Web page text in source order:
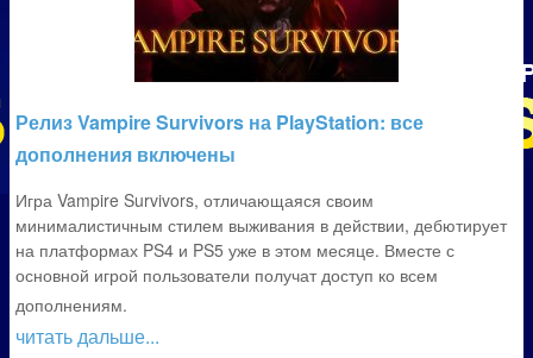
Релиз Vampire Survivors на PlayStation: все
дополнения включены
Игра Vampire Survivors, отличающаяся своим
минималистичным стилем выживания в действии, дебютирует
на платформах PS4 и PS5 уже в этом месяце. Вместе с
основной игрой пользователи получат доступ ко всем
дополнениям.
читать дальше...